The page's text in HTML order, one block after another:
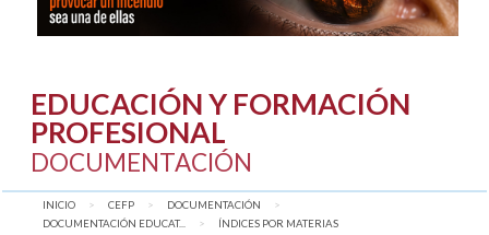
EDUCACIÓN Y FORMACIÓN
PROFESIONAL
DOCUMENTACIÓN
INICIO CEFP
DOCUMENTACIÓN
DOCUMENTACIÓN EDUCAT...
AQUÍ:
ÍNDICES POR MATERIAS